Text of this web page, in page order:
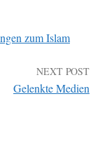
zum Islam
NEXT POST
Gelenkte Medien